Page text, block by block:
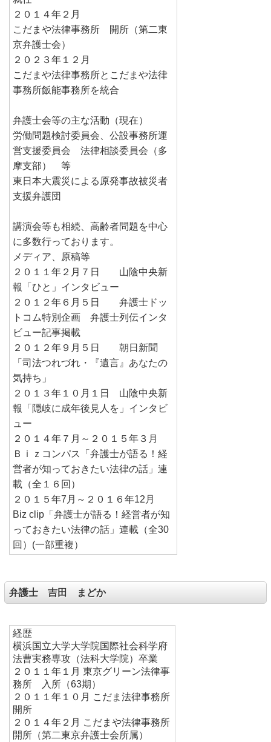
２０１４年２月
こだまや法律事務所 開所（第二東
京弁護士会）
２０２３年１２月
こだまや法律事務所とこだまや法律
事務所飯能事務所を統合
弁護士会等の主な活動（現在）
労働問題検討委員会、公設事務所運
営支援委員会 法律相談委員会（多
摩支部） 等
東日本大震災による原発事故被災者
支援弁護団
講演会等も相続、高齢者問題を中心
に多数行っております。
メディア、原稿等
２０１１年２月７日 山陰中央新
報「ひと」インタビュー
２０１２年６月５日 弁護士ドッ
トコム特別企画 弁護士列伝インタ
ビュー記事掲載
２０１２年９月５日 朝日新聞
「司法つれづれ・『遺言』あなたの
気持ち」
２０１３年１０月１日 山陰中央新
報「隠岐に成年後見人を」インタビ
ュー
２０１４年７月～２０１５年３月
Ｂｉｚコンパス「弁護士が語る！経
営者が知っておきたい法律の話」連
載（全１６回）
２０１５年7月～２０１６年12月
Biz clip「弁護士が語る！経営者が知
っておきたい法律の話」連載（全30
回）(一部重複）
弁護士 吉田 まどか
経歴
横浜国立大学大学院国際社会科学府
法曹実務専攻（法科大学院）卒業
２０１１年１月 東京グリーン法律事
務所 入所（63期）
２０１１年１０月 こだま法律事務所
開所
２０１４年２月 こだまや法律事務所
開所（第二東京弁護士会所属）